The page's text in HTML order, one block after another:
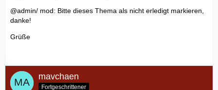
@admin/ mod: Bitte dieses Thema als nicht erledigt markieren,
danke!
Grüße
mavchaen
Fortgeschrittener